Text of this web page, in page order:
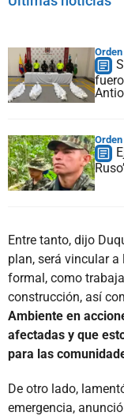
Entre tanto, dijo
plan, será vincular
formal, como
construcción, así
Ambiente en
afectadas y que
para las
De otro lado,
emergencia,